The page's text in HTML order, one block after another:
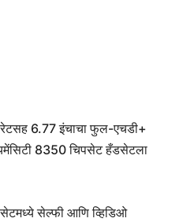
6.77 इंचाचा फुल-एचडी+
8350 चिपसेट हँडसेटला
सेल्फी आणि व्हिडिओ